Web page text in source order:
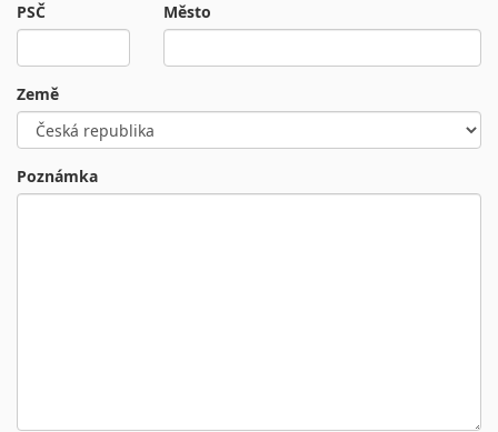
PSČ Město
Země
Poznámka